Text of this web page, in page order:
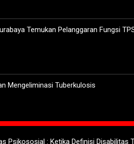
Temukan Pelanggaran Fungsi
Mengeliminasi Tuberkulosis
Psikososial : Ketika Definisi Disabilitas